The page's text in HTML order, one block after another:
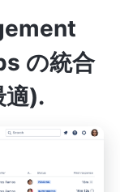
の統合
適).